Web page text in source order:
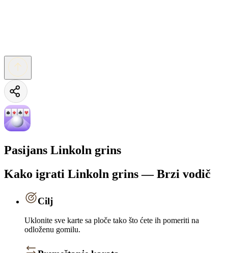
Pasijans Linkoln grins
Kako igrati Linkoln grins — Brzi vodič
Cilj
Uklonite sve karte sa ploče tako što ćete ih pomeriti na
odloženu gomilu.